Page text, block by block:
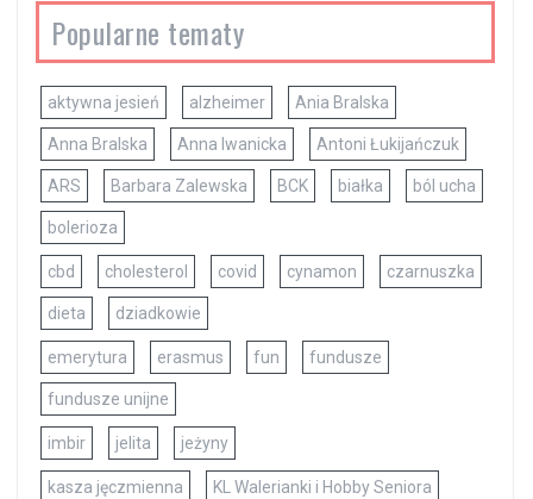
Popularne tematy
aktywna jesień alzheimer Ania Bralska
Anna Bralska Anna Iwanicka Antoni Łukijańczuk
ARS Barbara Zalewska BCK białka ból ucha
bolerioza
cbd cholesterol covid cynamon czarnuszka
dieta dziadkowie
emerytura erasmus fun fundusze
fundusze unijne
imbir jelita jeżyny
kasza jęczmienna KL Walerianki i Hobby Seniora